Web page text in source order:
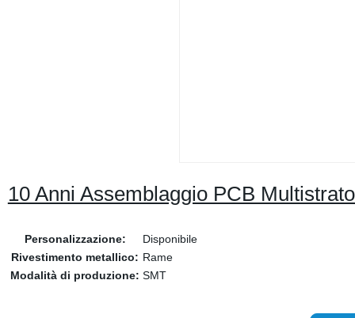
10 Anni Assemblaggio PCB
Personalizzazione:
Disponibile
Rivestimento metallico: Rame
Modalità di produzione: SMT